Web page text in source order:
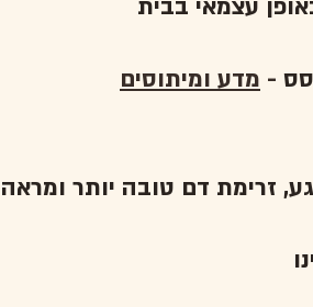
- מדע ומיתוסים
זרימת דם טובה יותר ומראה